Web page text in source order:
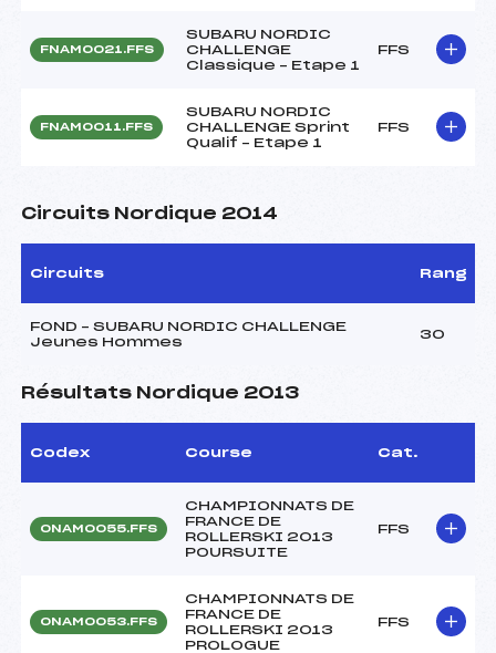
FNAM0021.FFS
SUBARU NORDIC
CHALLENGE
Classique – Etape 1
FFS
FNAM0011.FFS
SUBARU NORDIC
CHALLENGE Sprint
Qualif – Etape 1
FFS
Circuits Nordique 2014
Circuits Rang
FOND – SUBARU NORDIC CHALLENGE
Jeunes Hommes
30
Résultats Nordique 2013
Codex Course Cat.
ONAM0055.FFS
CHAMPIONNATS DE
FRANCE DE
ROLLERSKI 2013
POURSUITE
FFS
ONAM0053.FFS
CHAMPIONNATS DE
FRANCE DE
ROLLERSKI 2013
PROLOGUE
FFS